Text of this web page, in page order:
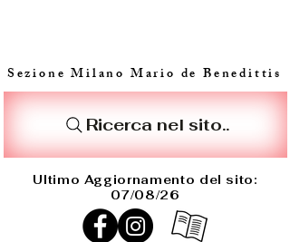
Sezione Milano Mario de Benedittis
Ricerca nel sito..
Ultimo Aggiornamento del sito:
07/08/26